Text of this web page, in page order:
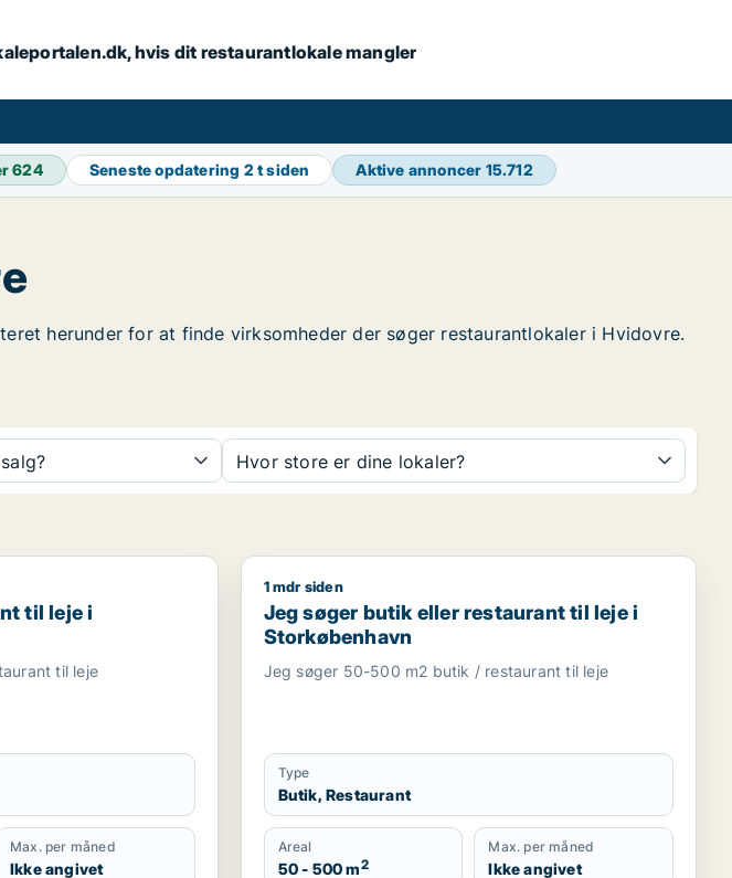
hvis dit restaurantlokale mangler
624 Seneste opdatering 2 t siden Aktive annoncer 15.712
herunder for at finde virksomheder der søger restaurantlokaler i Hvidovre.
Hvor store er dine lokaler?
til leje i Hvidovre
leje i Storkøbenhavn
til leje i
til leje
Max. per måned
Ikke angivet
Jeg søger butik eller restaurant til leje i
1 mdr siden
Jeg søger butik eller restaurant til leje i
Storkøbenhavn
Jeg søger 50-500 m2 butik / restaurant til leje
Type
Butik, Restaurant
Areal
50 - 500 m2
Max. per måned
Ikke angivet